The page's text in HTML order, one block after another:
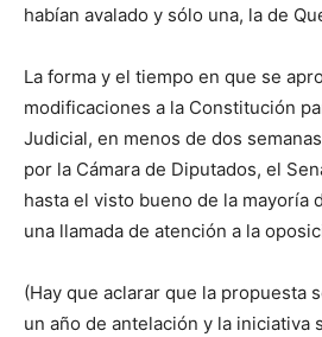
habían avalado y sólo una, la de
La forma y el tiempo en que se
modificaciones a la Constitución
Judicial, en menos de dos
por la Cámara de Diputados, el
hasta el visto bueno de la mayoría
una llamada de atención a la
(Hay que aclarar que la propuesta
un año de antelación y la iniciativa